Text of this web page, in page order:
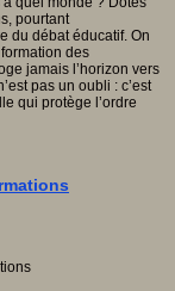
pourtant
du débat éducatif. On
des
jamais l’horizon vers
pas un oubli : c’est
qui protège l’ordre